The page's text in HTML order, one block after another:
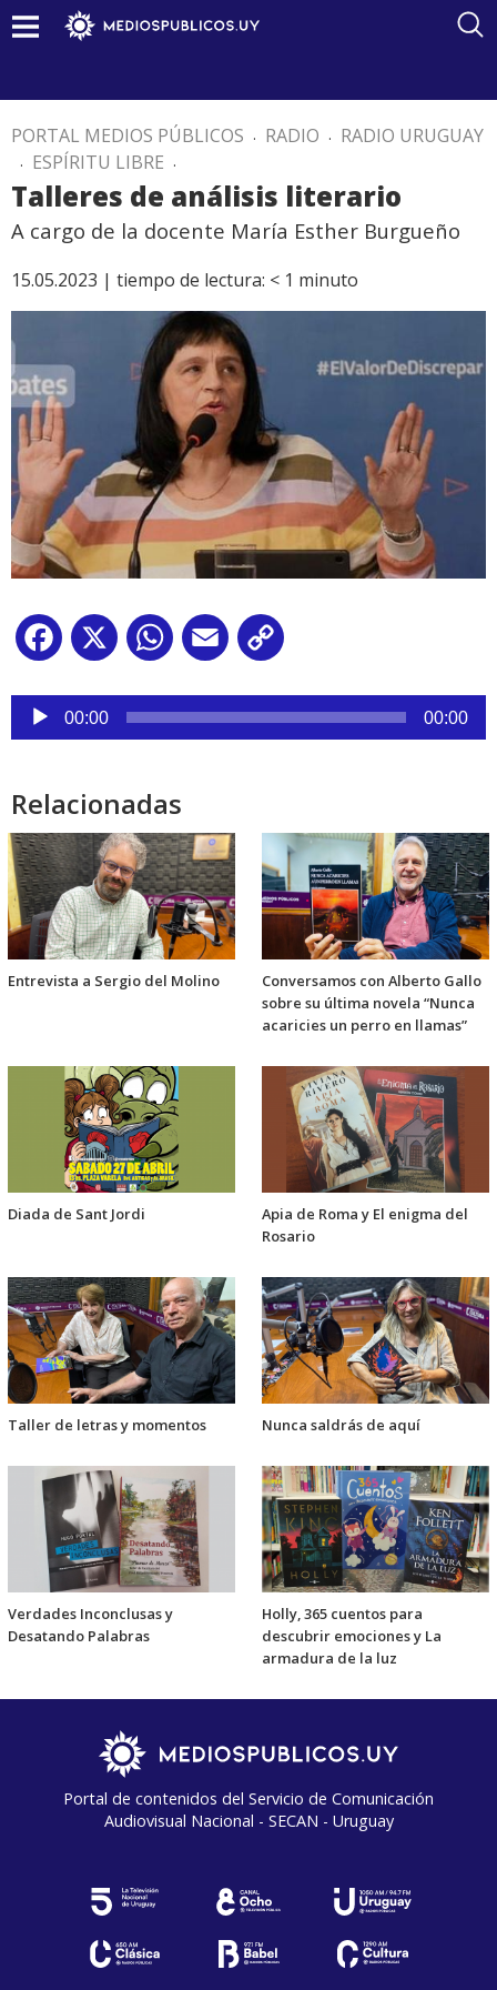
PORTAL MEDIOS PÚBLICOS . RADIO . RADIO URUGUAY
. ESPÍRITU LIBRE .
Talleres de análisis literario
A cargo de la docente María Esther Burgueño
15.05.2023 | tiempo de lectura: < 1 minuto
Facebook
X WhatsApp
Email
Reproductor
audio
00:00 00:00
Relacionadas
Entrevista a Sergio del Molino
Conversamos con Alberto Gallo
sobre su última novela “Nunca
acaricies un perro en llamas”
Diada de Sant Jordi
Apia de Roma y El enigma del
Rosario
Taller de letras y momentos Nunca saldrás de aquí
Verdades Inconclusas y
Desatando Palabras
Holly, 365 cuentos para
descubrir emociones y La
armadura de la luz
Portal de contenidos del Servicio de Comunicación
Audiovisual Nacional - SECAN - Uruguay